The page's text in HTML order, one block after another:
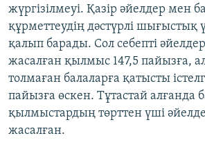
жүргізілмеуі. Қазір әйелдер мен
құрметтеудің дәстүрлі шығыстық
қалып барады. Сол себепті
жасалған қылмыс 147,5 пайызға,
толмаған балаларға қатысты
пайызға өскен. Тұтастай алғанда
қылмыстардың төрттен үші
жасалған.